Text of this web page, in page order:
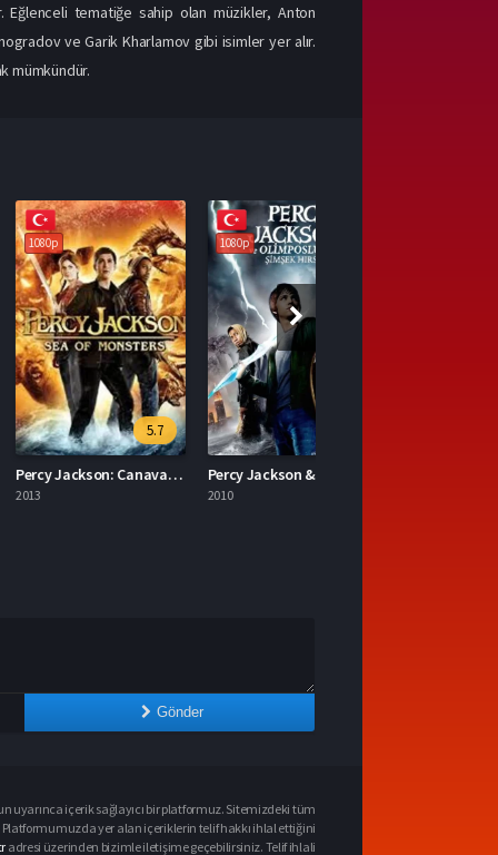
Eğlenceli tematiğe sahip olan müzikler, Anton
ve Garik Kharlamov gibi isimler yer alır.
mümkündür.
5.7
Percy Jackson: Canavarlar Denizi Türkçe Dublaj İzle
1080p
5.9
Percy Jackson & Olimposlular: Şimşek Hırsızı 2010 İzle
Gönder
uyarınca içerik sağlayıcı bir platformuz. Sitemizdeki tüm
yer alan içeriklerin telif hakkı ihlal ettiğini
adresi üzerinden bizimle iletişime geçebilirsiniz. Telif ihlali